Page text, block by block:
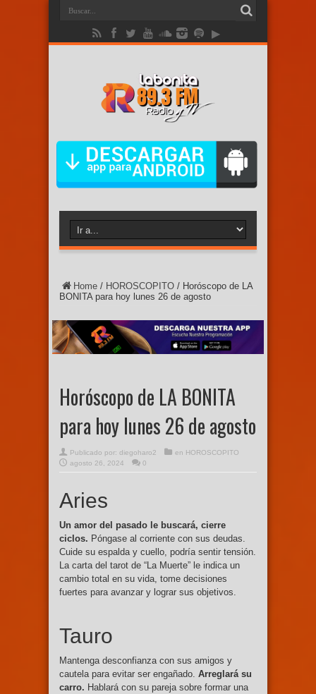
Home / HOROSCOPITO / Horóscopo de LA
BONITA para hoy lunes 26 de agosto
Horóscopo de LA BONITA
para hoy lunes 26 de agosto
Publicado por: diegoharo2 en HOROSCOPITO
agosto 26, 2024
0
Aries
Un amor del pasado le buscará, cierre
ciclos. Póngase al corriente con sus deudas.
Cuide su espalda y cuello, podría sentir tensión.
La carta del tarot de “La Muerte” le indica un
cambio total en su vida, tome decisiones
fuertes para avanzar y lograr sus objetivos.
Tauro
Mantenga desconfianza con sus amigos y
cautela para evitar ser engañado. Arreglará su
carro. Hablará con su pareja sobre formar una